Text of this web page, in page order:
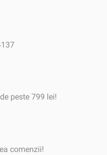
peste 799 lei!
comenzii!